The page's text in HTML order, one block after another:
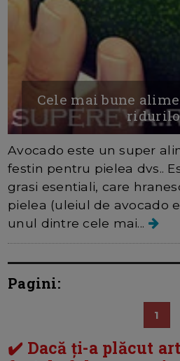
Cele mai bune
Avocado este un super
festin pentru pielea dvs..
grasi esentiali, care
pielea (uleiul de avocado
unul dintre cele mai...
Pagini:
1
✔️ Dacă ți-a plăcut